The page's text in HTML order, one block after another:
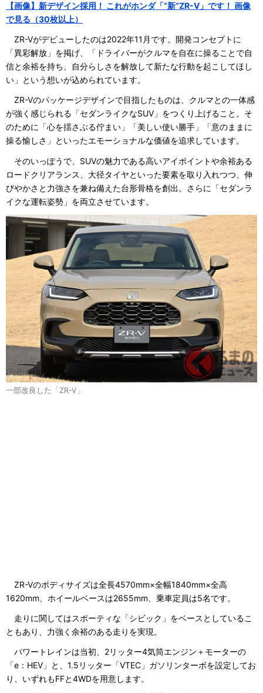
【画像】新デザイン採用！ これがホンダ「“新”ZR-V」です！ 画像
で見る（30枚以上）
ZR-Vがデビューしたのは2022年11月です。開発コンセプトに
「異彩解放」を掲げ、「ドライバーがクルマを自在に操ることで自
信と余裕を持ち、自分らしさを解放して新たな行動を起こしてほし
い」という想いが込められています。
ZR-Vのパッケージデザインで目指したものは、クルマとの一体感
が強く感じられる「セダンライクなSUV」をつくり上げること。そ
のために「心を揺さぶる佇まい」「美しい使い勝手」「意のままに
操る愉しさ」といったエモーショナルな価値を追求しています。
そのいっぽうで、SUVの魅力である高いアイポイントや余裕ある
ロードクリアランス、大径タイヤといった要素を取り入れつつ、伸
びやかさと力強さを兼ね備えた台形骨格を創出。さらに「セダンラ
イクな運転姿勢」を両立させています。
一部改良した「ZR-V」
ZR-Vのボディサイズは全長4570mm×全幅1840mm×全高
1620mm、ホイールベースは2655mm、乗車定員は5名です。
走りに関してはスポーティな「シビック」をベースとしているこ
ともあり、力強く余裕のある走りを実現。
パワートレインは当初、2リッター4気筒エンジン＋モーターの
「e：HEV」と、1.5リッター「VTEC」ガソリンターボを設定してお
り、いずれもFFと4WDを用意します。